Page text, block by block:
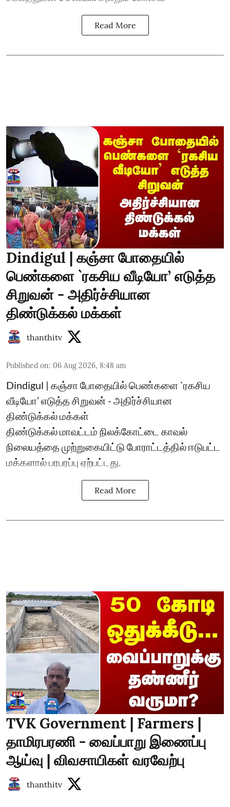
Read More
Dindigul | கஞ்சா போதையில்
பெண்களை `ரகசிய வீடியோ’ எடுத்த
சிறுவன் - அதிர்ச்சியான
திண்டுக்கல் மக்கள்
thanthitv
Published on: 06 Aug 2026, 8:48 am
Dindigul | கஞ்சா போதையில் பெண்களை `ரகசிய
வீடியோ’ எடுத்த சிறுவன் - அதிர்ச்சியான
திண்டுக்கல் மக்கள்
திண்டுக்கல் மாவட்டம் நிலக்கோட்டை காவல்
நிலையத்தை முற்றுகையிட்டு போராட்டத்தில் ஈடுபட்ட
மக்களால் பரபரப்பு ஏற்பட்டது.
Read More
TVK Government | Farmers |
தாமிரபரணி - வைப்பாறு இணைப்பு
ஆய்வு | விவசாயிகள் வரவேற்பு
thanthitv